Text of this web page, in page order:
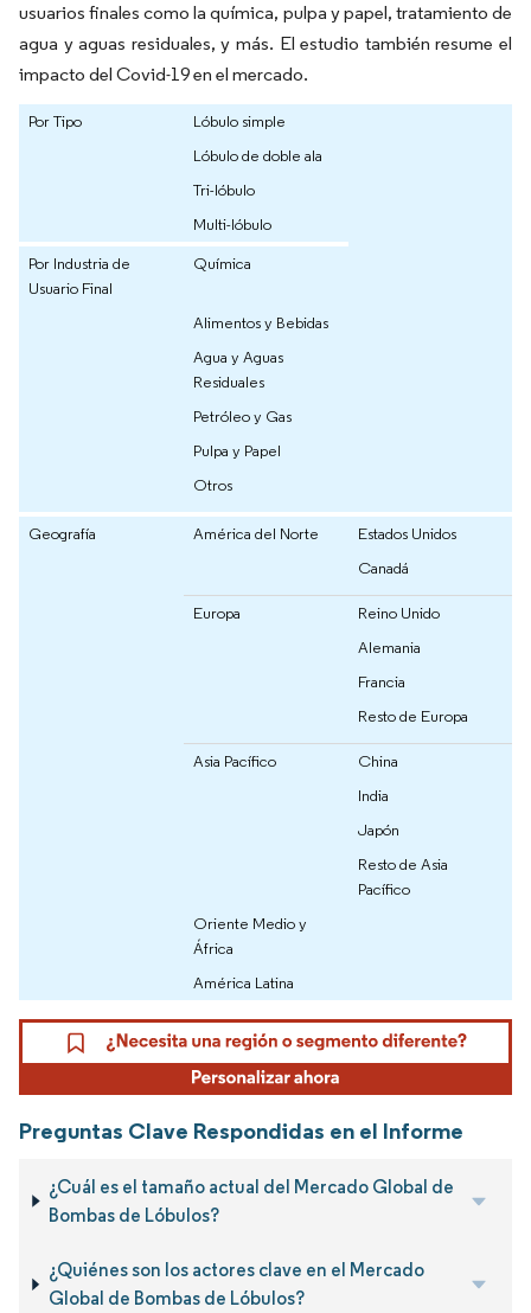
usuarios finales como la química, pulpa y papel, tratamiento de
agua y aguas residuales, y más. El estudio también resume el
impacto del Covid-19 en el mercado.
Por Tipo
Lóbulo simple
Lóbulo de doble ala
Tri-lóbulo
Multi-lóbulo
Por Industria de
Usuario Final
Química
Alimentos y Bebidas
Agua y Aguas
Residuales
Petróleo y Gas
Pulpa y Papel
Otros
Geografía América del Norte
Estados Unidos
Canadá
Europa
Reino Unido
Alemania
Francia
Resto de Europa
Asia Pacífico
China
India
Japón
Resto de Asia
Pacífico
Oriente Medio y
África
América Latina
Preguntas Clave Respondidas en el Informe
¿Cuál es el tamaño actual del Mercado Global de
Bombas de Lóbulos?
¿Quiénes son los actores clave en el Mercado
Global de Bombas de Lóbulos?